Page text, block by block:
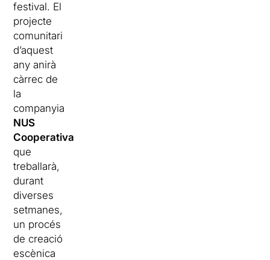
festival. El
projecte
comunitari
d’aquest
any anirà
càrrec de
la
companyia
NUS
Cooperativa
que
treballarà,
durant
diverses
setmanes,
un procés
de creació
escènica